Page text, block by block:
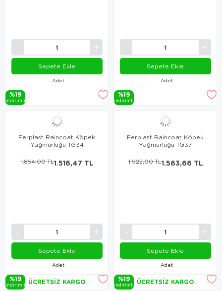
Adet
Sepete Ekle
%19
i̇ndi̇ri̇mli̇
Adet
Sepete Ekle
%19
i̇ndi̇ri̇mli̇
Ferplast Raincoat Köpek
Yağmurluğu TG34
Adet
1.516,47 TL
1.864,00 TL
Sepete Ekle
%19
i̇ndi̇ri̇mli̇ ÜCRETSIZ KARGO
Ferplast Raincoat Köpek
Yağmurluğu TG37
Adet
1.563,66 TL
1.922,00 TL
Sepete Ekle
%19
i̇ndi̇ri̇mli̇ ÜCRETSIZ KARGO